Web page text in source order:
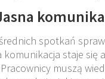
spotkań
komunikacja staje się
muszą